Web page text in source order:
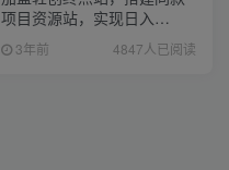
项目资源站，实现日入
2000+
3年前 4847人已阅读